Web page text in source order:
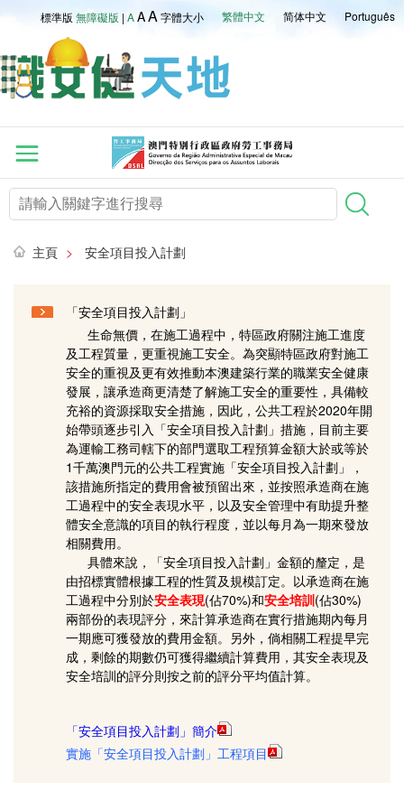
Português
简体中文
繁體中文
標準版 無障礙版 | AAA字體大小
主頁 > 安全項目投入計劃
「安全項目投入計劃」
生命無價，在施工過程中，特區政府關注施工進度
及工程質量，更重視施工安全。為突顯特區政府對施工
安全的重視及更有效推動本澳建築行業的職業安全健康
發展，讓承造商更清楚了解施工安全的重要性，具備較
充裕的資源採取安全措施，因此，公共工程於2020年開
始帶頭逐步引入「安全項目投入計劃」措施，目前主要
為運輸工務司轄下的部門選取工程預算金額大於或等於
1千萬澳門元的公共工程實施「安全項目投入計劃」，
該措施所指定的費用會被預留出來，並按照承造商在施
工過程中的安全表現水平，以及安全管理中有助提升整
體安全意識的項目的執行程度，並以每月為一期來發放
相關費用。
具體來說，「安全項目投入計劃」金額的釐定，是
由招標實體根據工程的性質及規模訂定。以承造商在施
工過程中分別於安全表現(佔70%)和安全培訓(佔30%)
兩部份的表現評分，來計算承造商在實行措施期內每月
一期應可獲發放的費用金額。另外，倘相關工程提早完
成，剩餘的期數仍可獲得繼續計算費用，其安全表現及
安全培訓的評分則按之前的評分平均值計算。
「安全項目投入計劃」簡介
實施「安全項目投入計劃」工程項目